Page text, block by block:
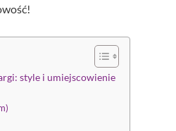
style i umiejscowienie